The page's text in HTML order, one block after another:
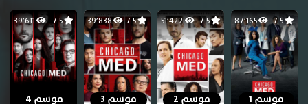
7.5 87٬165
موسم 1
7.5 51٬422
موسم 2
7.5 39٬838
موسم 3
7.5
موسم 4